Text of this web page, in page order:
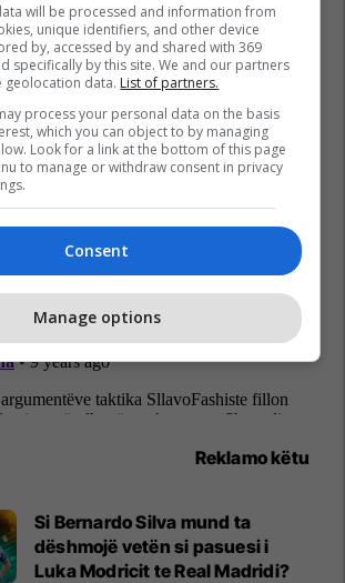
Reklamo këtu
Si Bernardo Silva mund ta
dëshmojë vetën si pasuesi i
Luka Modricit te Real Madridi?
will be processed and information from
unique identifiers, and other device
by, accessed by and shared with 369
specifically by this site. We and our partners
geolocation data. List of partners.
process your personal data on the basis
which you can object to by managing
Look for a link at the bottom of this page
to manage or withdraw consent in privacy
Consent
Manage options